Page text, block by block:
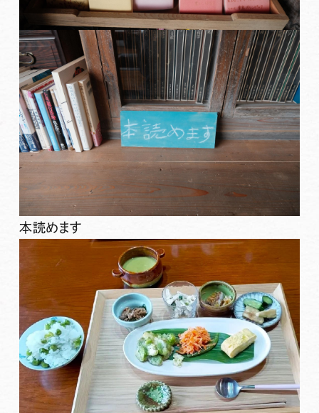
本読めます